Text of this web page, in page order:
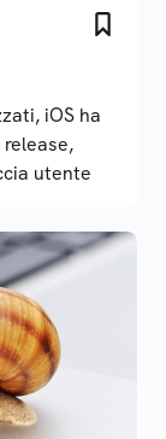
iOS ha
utente